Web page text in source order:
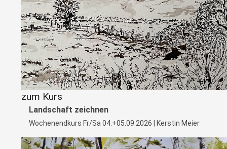
zum Kurs
Landschaft zeichnen
Wochenendkurs Fr/Sa 04.+05.09.2026 | Kerstin Meier